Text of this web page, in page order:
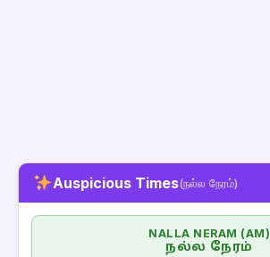
Auspicious Times(நல்ல நேரம்)
NALLA NERAM (AM)
நல்ல நேரம்